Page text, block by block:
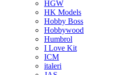
HGW
HK Models
Hobby Boss
Hobbywood
Humbrol
I Love Kit
ICM
italeri